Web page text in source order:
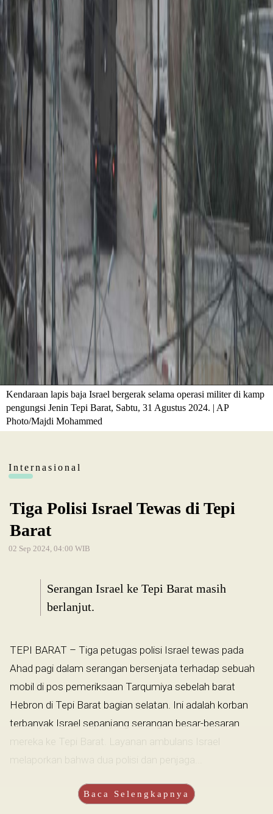
Kendaraan lapis baja Israel bergerak selama operasi militer di kamp
pengungsi Jenin Tepi Barat, Sabtu, 31 Agustus 2024. | AP
Photo/Majdi Mohammed
Internasional
Tiga Polisi Israel Tewas di Tepi
Barat
02 Sep 2024, 04:00 WIB
Serangan Israel ke Tepi Barat masih
berlanjut.
TEPI BARAT – Tiga petugas polisi Israel tewas pada
Ahad pagi dalam serangan bersenjata terhadap sebuah
mobil di pos pemeriksaan Tarqumiya sebelah barat
Hebron di Tepi Barat bagian selatan. Ini adalah korban
terbanyak Israel sepanjang serangan besar-besaran
mereka ke Tepi Barat. Layanan ambulans Israel
melaporkan bahwa dua polisi dan penjaga...
Baca Selengkapnya